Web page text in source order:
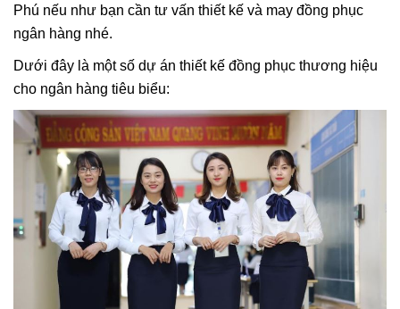
Phú nếu như bạn cần tư vấn thiết kế và may đồng phục
ngân hàng nhé.
Dưới đây là một số dự án thiết kế đồng phục thương hiệu
cho ngân hàng tiêu biểu: